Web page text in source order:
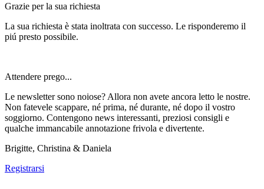
Grazie per la sua richiesta
La sua richiesta è stata inoltrata con successo. Le risponderemo il
piú presto possibile.
Attendere prego...
Le newsletter sono noiose? Allora non avete ancora letto le nostre.
Non fatevele scappare, né prima, né durante, né dopo il vostro
soggiorno. Contengono news interessanti, preziosi consigli e
qualche immancabile annotazione frivola e divertente.
Brigitte, Christina & Daniela
Registrarsi